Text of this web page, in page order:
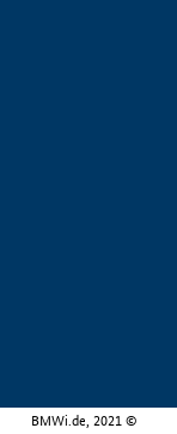
BMWi.de, 2021 ©